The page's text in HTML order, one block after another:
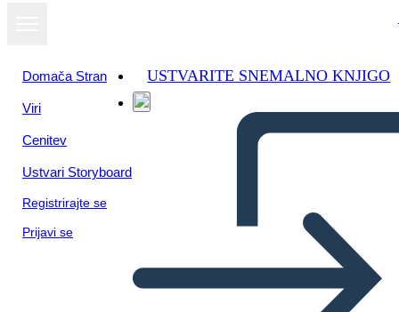
Domača Stran
Viri
Cenitev
Ustvari Storyboard
Registrirajte se
Prijavi se
USTVARITE SNEMALNO KNJIGO
Oglejte si kot
diaprojekcijo